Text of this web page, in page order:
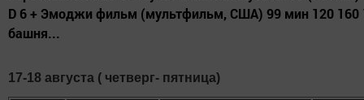
D 6 + Эмоджи фильм (мультфильм, США) 99 мин 120 160
башня...
17-18 августа ( четверг- пятница)